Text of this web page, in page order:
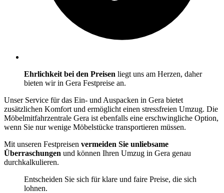
Ehrlichkeit bei den Preisen liegt uns am Herzen, daher
bieten wir in Gera Festpreise an.
Unser Service für das Ein- und Auspacken in Gera bietet
zusätzlichen Komfort und ermöglicht einen stressfreien Umzug. Die
Möbelmitfahrzentrale Gera ist ebenfalls eine erschwingliche Option,
wenn Sie nur wenige Möbelstücke transportieren müssen.
Mit unseren Festpreisen vermeiden Sie unliebsame
Überraschungen und können Ihren Umzug in Gera genau
durchkalkulieren.
Entscheiden Sie sich für klare und faire Preise, die sich
lohnen.